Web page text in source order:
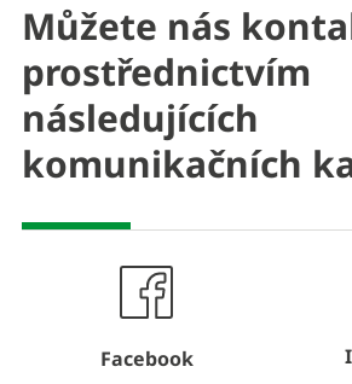
Můžete nás
prostřednictvím
následujících
komunikačních
Facebook